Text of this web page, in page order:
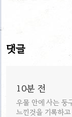
댓글
10분 전
우물 안에 사는 둥
느낀것을 기록하